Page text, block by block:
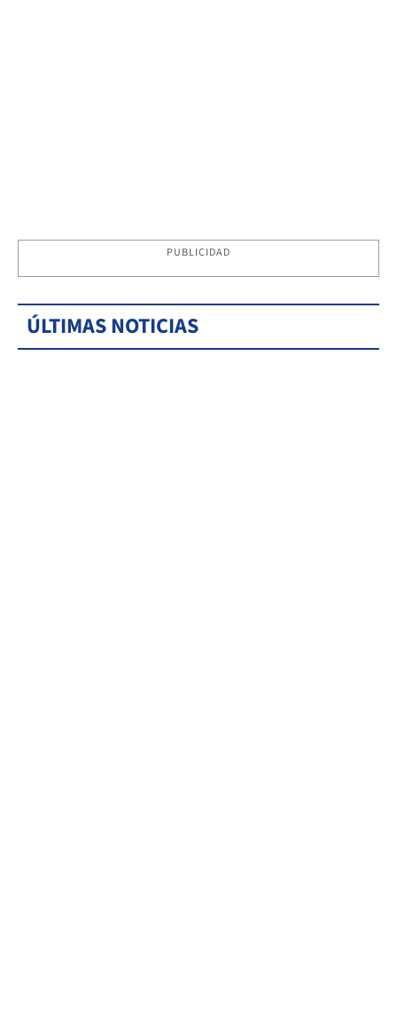
PUBLICIDAD
ÚLTIMAS NOTICIAS